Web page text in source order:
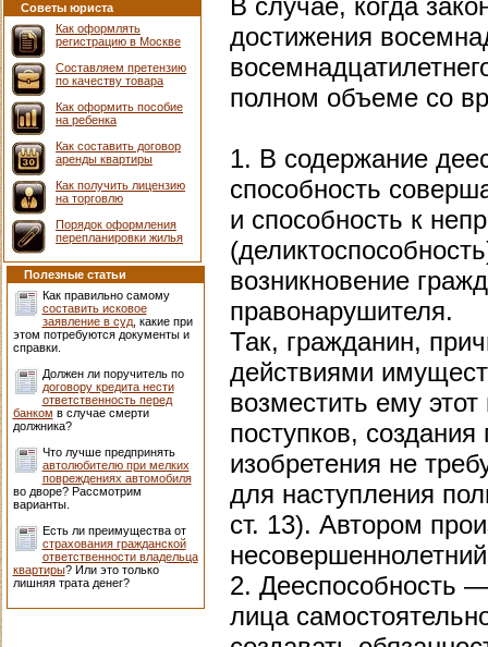
Советы юриста
Как оформлять
регистрацию в Москве
Составляем претензию
по качеству товара
Как оформить пособие
на ребенка
Как составить договор
аренды квартиры
Как получить лицензию
на торговлю
Порядок оформления
перепланировки жилья
Полезные статьи
Как правильно самому
составить исковое
заявление в суд, какие при
этом потребуются документы и
справки.
Должен ли поручитель по
договору кредита нести
ответственность перед
банком в случае смерти
должника?
Что лучше предпринять
автолюбителю при мелких
повреждениях автомобиля
во дворе? Рассмотрим
варианты.
Есть ли преимущества от
страхования гражданской
ответственности владельца
квартиры? Или это только
лишняя трата денег?
В случае, когда
достижения
полном объеме со
1. В содержание
способность
и способность к
возникновение
правонарушителя.
Так, гражданин,
действиями
возместить ему
поступков,
изобретения не
для наступления
ст. 13). Автором
2. Дееспособность
лица